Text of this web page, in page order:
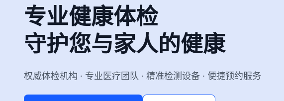
专业健康体检
守护您与家人的健康
权威体检机构 · 专业医疗团队 · 精准检测设备 · 便捷预约服务